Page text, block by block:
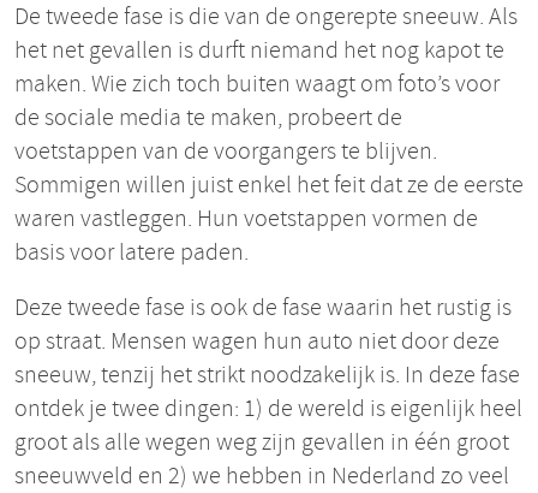
De tweede fase is die van de ongerepte sneeuw. Als
het net gevallen is durft niemand het nog kapot te
maken. Wie zich toch buiten waagt om foto’s voor
de sociale media te maken, probeert de
voetstappen van de voorgangers te blijven.
Sommigen willen juist enkel het feit dat ze de eerste
waren vastleggen. Hun voetstappen vormen de
basis voor latere paden.
Deze tweede fase is ook de fase waarin het rustig is
op straat. Mensen wagen hun auto niet door deze
sneeuw, tenzij het strikt noodzakelijk is. In deze fase
ontdek je twee dingen: 1) de wereld is eigenlijk heel
groot als alle wegen weg zijn gevallen in één groot
sneeuwveld en 2) we hebben in Nederland zo veel